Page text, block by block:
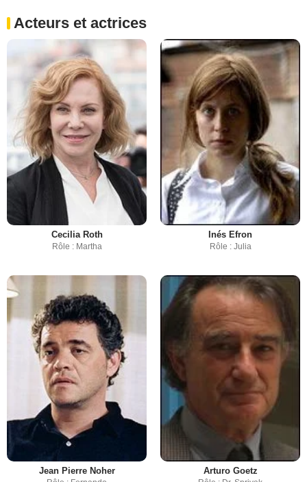
Acteurs et actrices
Cecilia Roth
Rôle : Martha
Inés Efron
Rôle : Julia
Jean Pierre Noher Arturo Goetz